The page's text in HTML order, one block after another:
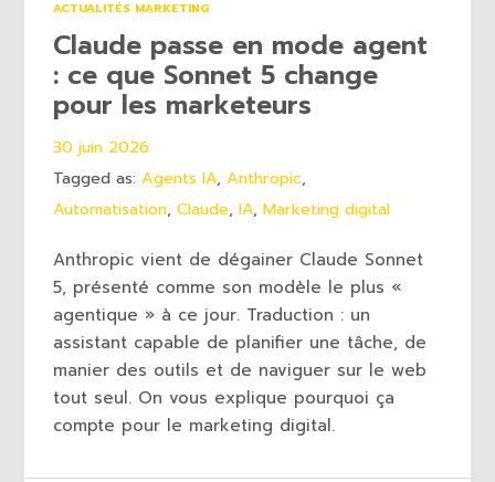
ACTUALITÉS MARKETING
Claude passe en mode agent
: ce que Sonnet 5 change
pour les marketeurs
30 juin 2026
Tagged as:Agents IA,Anthropic,
Automatisation,Claude,IA,Marketing digital
Anthropic vient de dégainer Claude Sonnet
5, présenté comme son modèle le plus «
agentique » à ce jour. Traduction : un
assistant capable de planifier une tâche, de
manier des outils et de naviguer sur le web
tout seul. On vous explique pourquoi ça
compte pour le marketing digital.